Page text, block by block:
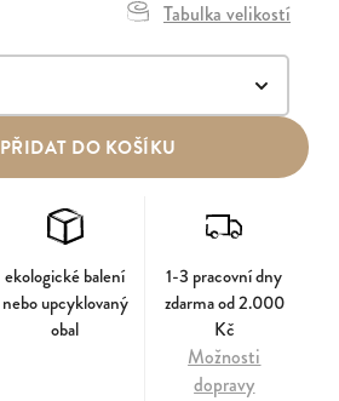
Tabulka velikostí
PŘIDAT DO KOŠÍKU
ekologické balení
nebo upcyklovaný
obal
1-3 pracovní dny
zdarma od 2.000
Kč
Možnosti
dopravy